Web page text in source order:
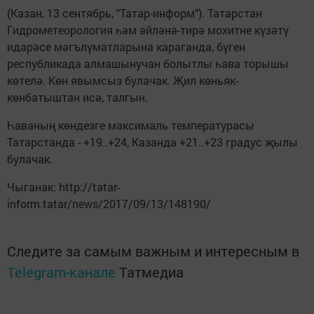
(Казан, 13 сентябрь, "Татар-информ"). Татарстан
Гидрометеорология һәм әйләнә-тирә мохитне күзәтү
идарәсе мәгълүматларына караганда, бүген
республикада алмашынучан болытлы һава торышы
көтелә. Көн явымсыз булачак. Җил көньяк-
көнбатыштан исә, талгын.
Һаваның көндезге максималь температурасы
Татарстанда - +19..+24, Казанда +21..+23 градус җылы
булачак.
Чыганак: http://tatar-
inform.tatar/news/2017/09/13/148190/
Следите за самым важным и интересным в
Telegram-канале Татмедиа